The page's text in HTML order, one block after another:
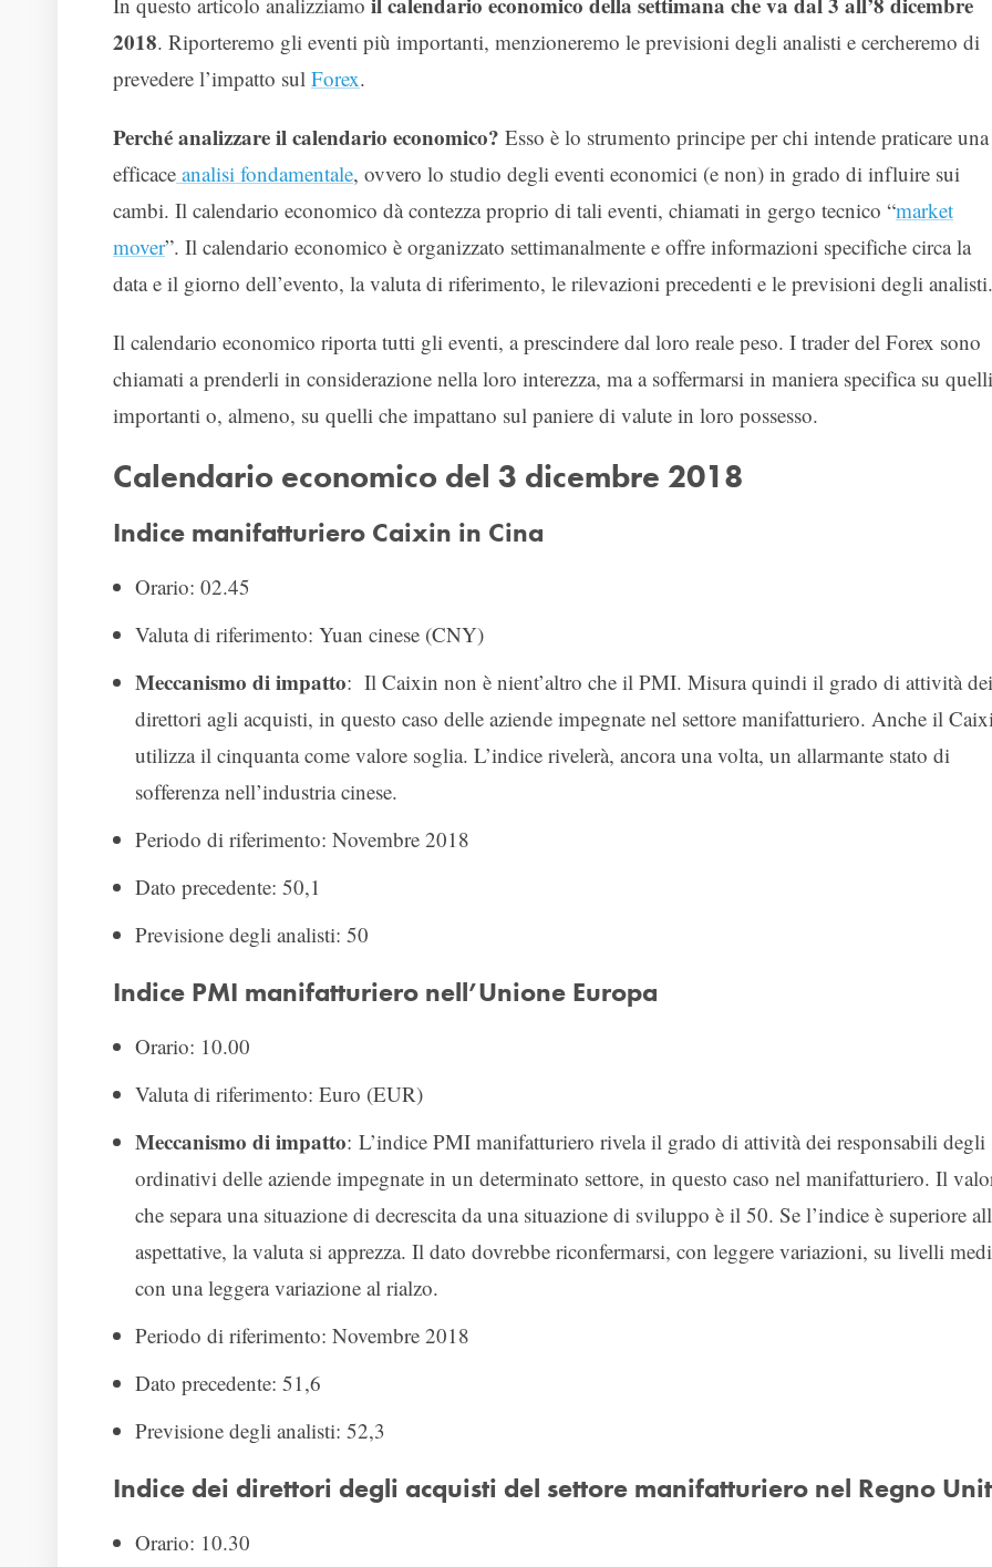
2018. Riporteremo gli eventi più importanti, menzioneremo le previsioni degli analisti e cercheremo di
prevedere l’impatto sul Forex.
Perché analizzare il calendario economico? Esso è lo strumento principe per chi intende praticare una
efficace analisi fondamentale, ovvero lo studio degli eventi economici (e non) in grado di influire sui
cambi. Il calendario economico dà contezza proprio di tali eventi, chiamati in gergo tecnico “market
mover”. Il calendario economico è organizzato settimanalmente e offre informazioni specifiche circa la
data e il giorno dell’evento, la valuta di riferimento, le rilevazioni precedenti e le previsioni degli analisti.
Il calendario economico riporta tutti gli eventi, a prescindere dal loro reale peso. I trader del Forex sono
chiamati a prenderli in considerazione nella loro interezza, ma a soffermarsi in maniera specifica su quelli
importanti o, almeno, su quelli che impattano sul paniere di valute in loro possesso.
Calendario economico del 3 dicembre 2018
Indice manifatturiero Caixin in Cina
Orario: 02.45
Valuta di riferimento: Yuan cinese (CNY)
Meccanismo di impatto: Il Caixin non è nient’altro che il PMI. Misura quindi il grado di attività dei
direttori agli acquisti, in questo caso delle aziende impegnate nel settore manifatturiero. Anche il
utilizza il cinquanta come valore soglia. L’indice rivelerà, ancora una volta, un allarmante stato di
sofferenza nell’industria cinese.
Periodo di riferimento: Novembre 2018
Dato precedente: 50,1
Previsione degli analisti: 50
Indice PMI manifatturiero nell’Unione Europa
Orario: 10.00
Valuta di riferimento: Euro (EUR)
Meccanismo di impatto: L’indice PMI manifatturiero rivela il grado di attività dei responsabili degli
ordinativi delle aziende impegnate in un determinato settore, in questo caso nel manifatturiero. Il
che separa una situazione di decrescita da una situazione di sviluppo è il 50. Se l’indice è superiore
aspettative, la valuta si apprezza. Il dato dovrebbe riconfermarsi, con leggere variazioni, su livelli
con una leggera variazione al rialzo.
Periodo di riferimento: Novembre 2018
Dato precedente: 51,6
Previsione degli analisti: 52,3
Indice dei direttori degli acquisti del settore manifatturiero nel Regno
Orario: 10.30